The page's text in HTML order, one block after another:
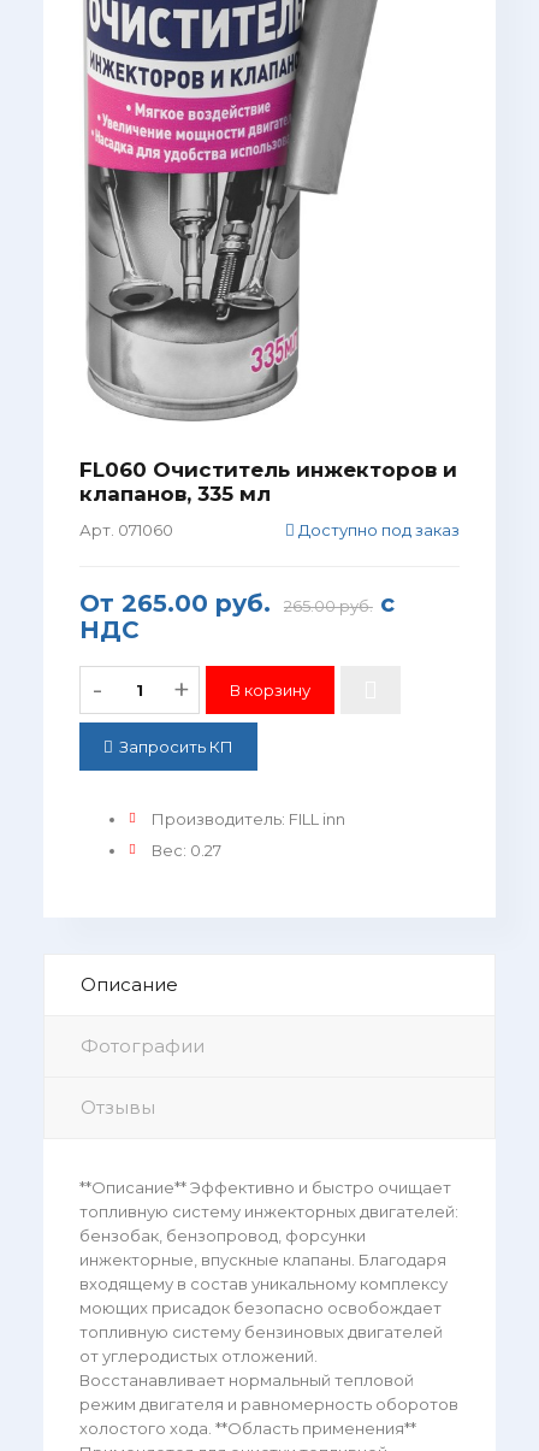
FL060 Очиститель инжекторов и
клапанов, 335 мл
Арт. 071060 Доступно под заказ
От 265.00 руб. 265.00 руб.с
НДС
- +
Запросить КП
Производитель: FILL inn
Вес: 0.27
Описание
Фотографии
Отзывы
**Описание** Эффективно и быстро очищает
топливную систему инжекторных двигателей:
бензобак, бензопровод, форсунки
инжекторные, впускные клапаны. Благодаря
входящему в состав уникальному комплексу
моющих присадок безопасно освобождает
топливную систему бензиновых двигателей
от углеродистых отложений.
Восстанавливает нормальный тепловой
режим двигателя и равномерность оборотов
холостого хода. **Область применения**